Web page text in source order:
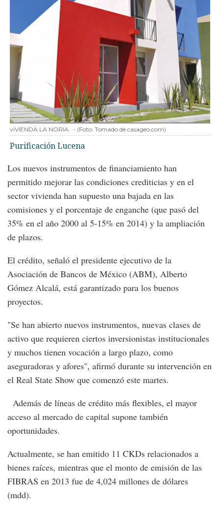
viVIENDA LA NORIA - (Foto: Tomado de casageo.com)
Purificación Lucena
Los nuevos instrumentos de financiamiento han
permitido mejorar las condiciones crediticias y en el
sector vivienda han supuesto una bajada en las
comisiones y el porcentaje de enganche (que pasó del
35% en el año 2000 al 5-15% en 2014) y la ampliación
de plazos.
El crédito, señaló el presidente ejecutivo de la
Asociación de Bancos de México (ABM), Alberto
Gómez Alcalá, está garantizado para los buenos
proyectos.
"Se han abierto nuevos instrumentos, nuevas clases de
activo que requieren ciertos inversionistas institucionales
y muchos tienen vocación a largo plazo, como
aseguradoras y afores", afirmó durante su intervención en
el Real State Show que comenzó este martes.
Además de líneas de crédito más flexibles, el mayor
acceso al mercado de capital supone también
oportunidades.
Actualmente, se han emitido 11 CKDs relacionados a
bienes raíces, mientras que el monto de emisión de las
FIBRAS en 2013 fue de 4,024 millones de dólares
(mdd).